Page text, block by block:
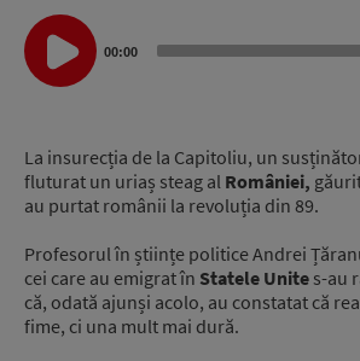
Audio
Player
00:00
La insurecția de la Capitoliu, un
fluturat un uriaș steag al României,
au purtat românii la revoluția din 89.
Profesorul în științe politice Andrei
cei care au emigrat în Statele Unite s-au
că, odată ajunși acolo, au constatat că
fime, ci una mult mai dură.